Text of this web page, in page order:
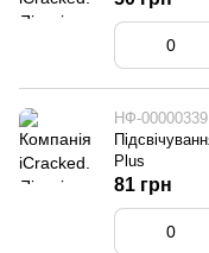
НФ-00000339
Plus
81 грн